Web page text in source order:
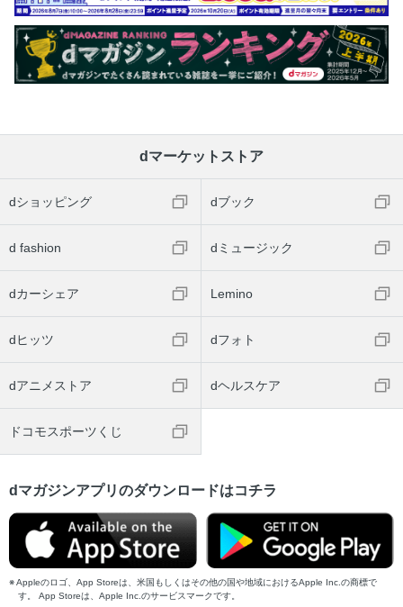
dマーケットストア
dショッピング dブック
d fashion dミュージック
dカーシェア Lemino
dヒッツ dフォト
dアニメストア dヘルスケア
ドコモスポーツくじ
dマガジンアプリのダウンロードはコチラ
Appleのロゴ、App Storeは、米国もしくはその他の国や地域におけるApple Inc.の商標で
す。 App Storeは、Apple Inc.のサービスマークです。